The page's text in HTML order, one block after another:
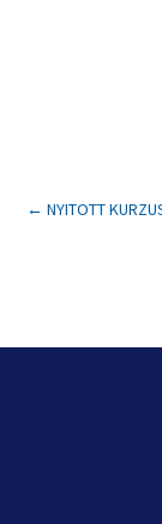
←NYITOTT